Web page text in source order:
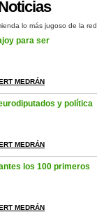
lo más jugoso de la red
para ser
MEDRÁN
y política
MEDRÁN
los 100 primeros
MEDRÁN